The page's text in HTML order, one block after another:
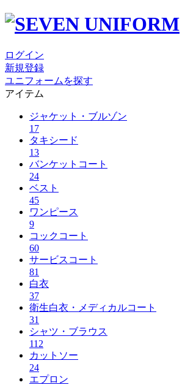
ログイン
新規登録
ユニフォームを探す
アイテム
ジャケット・ブルゾン
17
タキシード
13
バンケットコート
24
ベスト
45
ワンピース
9
コックコート
60
サービスコート
81
白衣
37
衛生白衣・メディカルコート
31
シャツ・ブラウス
112
カットソー
24
エプロン